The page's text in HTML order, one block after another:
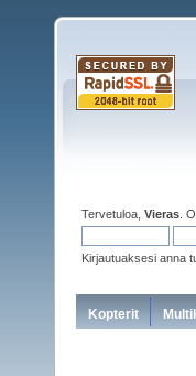
Tervetuloa, Vieras .
Kirjautuaksesi anna
Kopterit